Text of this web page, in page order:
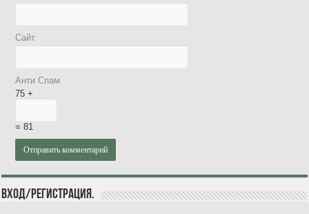
Сайт
Анти Спам
75 +
= 81
Вход/Регистрация.